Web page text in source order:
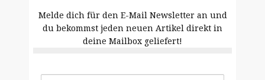
Melde dich für den E-Mail Newsletter an und
du bekommst jeden neuen Artikel direkt in
deine Mailbox geliefert!